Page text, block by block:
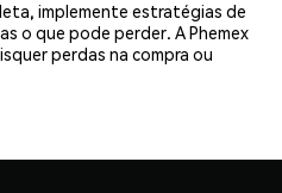
implemente estratégias de
o que pode perder. A Phemex
perdas na compra ou